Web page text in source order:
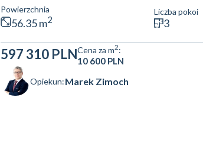
stanowi idealne miejsce do relaksu. Cena wynosi 603
cechy mieszkania:– Funkcjonalny układ pomieszczeń:
Powierzchnia
56.35 m2
Liczba pokoi
3
597 310 PLNCena za m2:
10 600 PLN
Opiekun:Marek Zimoch